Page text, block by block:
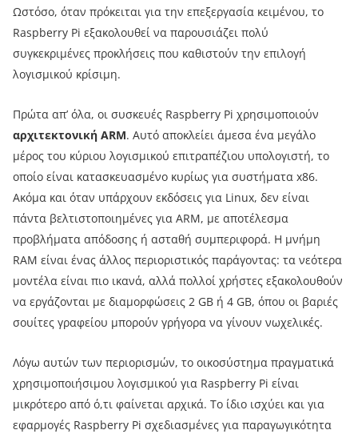
Ωστόσο, όταν πρόκειται για την επεξεργασία κειμένου, το
Raspberry Pi εξακολουθεί να παρουσιάζει πολύ
συγκεκριμένες προκλήσεις που καθιστούν την επιλογή
λογισμικού κρίσιμη.
Πρώτα απ’ όλα, οι συσκευές Raspberry Pi χρησιμοποιούν
αρχιτεκτονική ARM. Αυτό αποκλείει άμεσα ένα μεγάλο
μέρος του κύριου λογισμικού επιτραπέζιου υπολογιστή, το
οποίο είναι κατασκευασμένο κυρίως για συστήματα x86.
Ακόμα και όταν υπάρχουν εκδόσεις για Linux, δεν είναι
πάντα βελτιστοποιημένες για ARM, με αποτέλεσμα
προβλήματα απόδοσης ή ασταθή συμπεριφορά. Η μνήμη
RAM είναι ένας άλλος περιοριστικός παράγοντας: τα νεότερα
μοντέλα είναι πιο ικανά, αλλά πολλοί χρήστες εξακολουθούν
να εργάζονται με διαμορφώσεις 2 GB ή 4 GB, όπου οι βαριές
σουίτες γραφείου μπορούν γρήγορα να γίνουν νωχελικές.
Λόγω αυτών των περιορισμών, το οικοσύστημα πραγματικά
χρησιμοποιήσιμου λογισμικού για Raspberry Pi είναι
μικρότερο από ό,τι φαίνεται αρχικά. Το ίδιο ισχύει και για
εφαρμογές Raspberry Pi σχεδιασμένες για παραγωγικότητα